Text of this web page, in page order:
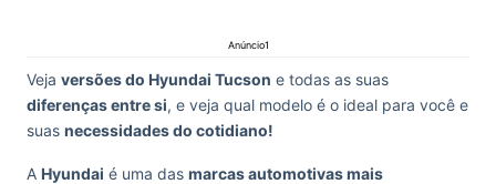
Anúncio1
Veja versões do Hyundai Tucson e todas as suas
diferenças entre si, e veja qual modelo é o ideal para você e
suas necessidades do cotidiano!
A Hyundai é uma das marcas automotivas mais